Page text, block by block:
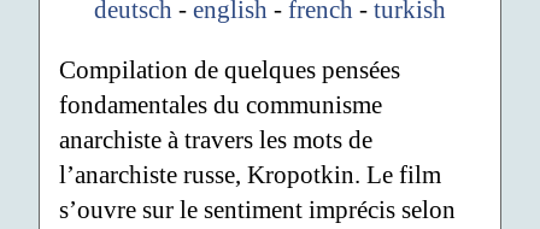
deutsch - english - french - turkish
Compilation de quelques pensées
fondamentales du communisme
anarchiste à travers les mots de
l’anarchiste russe, Kropotkin. Le film
s’ouvre sur le sentiment imprécis selon